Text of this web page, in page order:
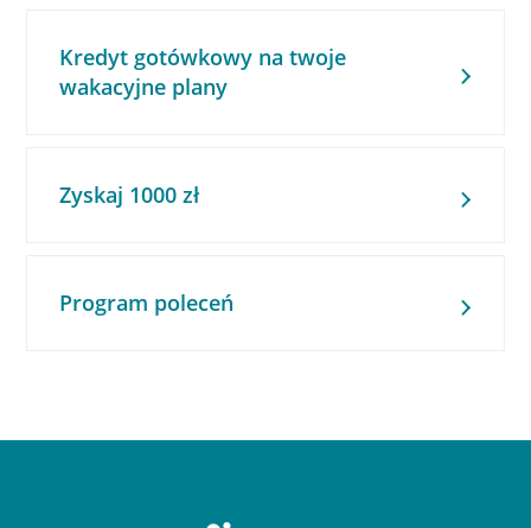
Kredyt gotówkowy na twoje
wakacyjne plany
Zyskaj 1000 zł
Program poleceń